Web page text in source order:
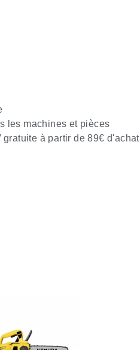
les machines et pièces
à partir de 89€ d'achat